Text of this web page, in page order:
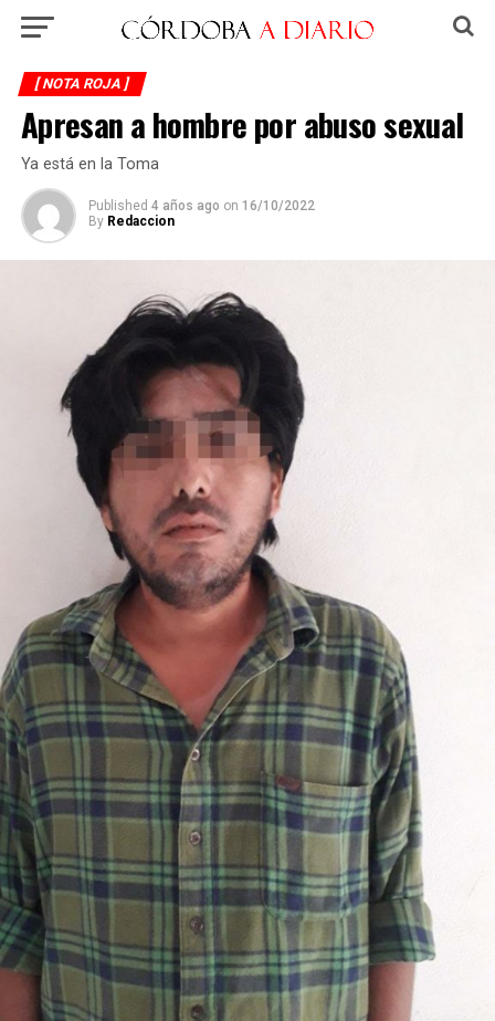
[ NOTA ROJA ]
Apresan a hombre por abuso sexual
Ya está en la Toma
Published 4 años ago on 16/10/2022
By Redaccion